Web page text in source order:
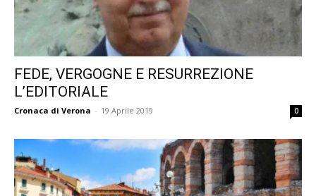
FEDE, VERGOGNE E RESURREZIONE
L’EDITORIALE
Cronaca di Verona - 19 Aprile 2019 0